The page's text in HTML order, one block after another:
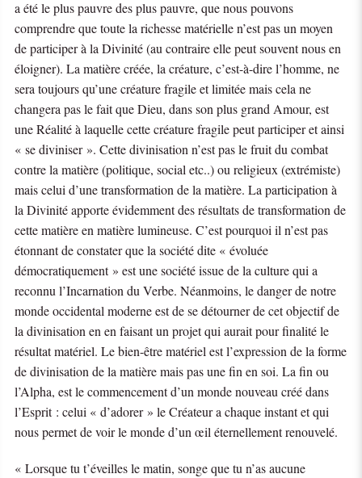
a été le plus pauvre des plus pauvre, que nous pouvons
comprendre que toute la richesse matérielle n’est pas un moyen
de participer à la Divinité (au contraire elle peut souvent nous en
éloigner). La matière créée, la créature, c’est-à-dire l’homme, ne
sera toujours qu’une créature fragile et limitée mais cela ne
changera pas le fait que Dieu, dans son plus grand Amour, est
une Réalité à laquelle cette créature fragile peut participer et ainsi
« se diviniser ». Cette divinisation n’est pas le fruit du combat
contre la matière (politique, social etc..) ou religieux (extrémiste)
mais celui d’une transformation de la matière. La participation à
la Divinité apporte évidemment des résultats de transformation de
cette matière en matière lumineuse. C’est pourquoi il n’est pas
étonnant de constater que la société dite « évoluée
démocratiquement » est une société issue de la culture qui a
reconnu l’Incarnation du Verbe. Néanmoins, le danger de notre
monde occidental moderne est de se détourner de cet objectif de
la divinisation en en faisant un projet qui aurait pour finalité le
résultat matériel. Le bien-être matériel est l’expression de la forme
de divinisation de la matière mais pas une fin en soi. La fin ou
l’Alpha, est le commencement d’un monde nouveau créé dans
l’Esprit : celui « d’adorer » le Créateur a chaque instant et qui
nous permet de voir le monde d’un œil éternellement renouvelé.
« Lorsque tu t’éveilles le matin, songe que tu n’as aucune